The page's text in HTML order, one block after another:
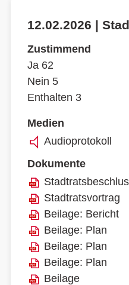
12.02.2026 |
Zustimmend
Ja 62
Nein 5
Enthalten 3
Medien
Audioprotokoll
Dokumente
Stadtratsvortrag
Beilage: Bericht
Beilage: Plan
Beilage: Plan
Beilage: Plan
Beilage